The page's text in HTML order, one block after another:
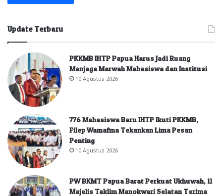
Update Terbaru
PKKMB IHTP Papua Harus Jadi Ruang
Menjaga Marwah Mahasiswa dan Institusi
10 Agustus 2026
776 Mahasiswa Baru IHTP Ikuti PKKMB,
Filep Wamafma Tekankan Lima Pesan
Penting
10 Agustus 2026
PW BKMT Papua Barat Perkuat Ukhuwah, 11
Majelis Taklim Manokwari Selatan Terima